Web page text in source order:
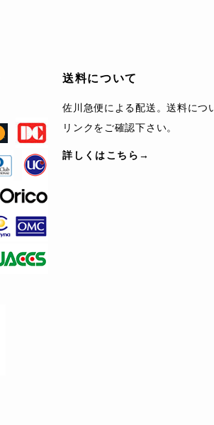
送料について
佐川急便による配送。送料につ
リンクをご確認下さい。
詳しくはこちら→